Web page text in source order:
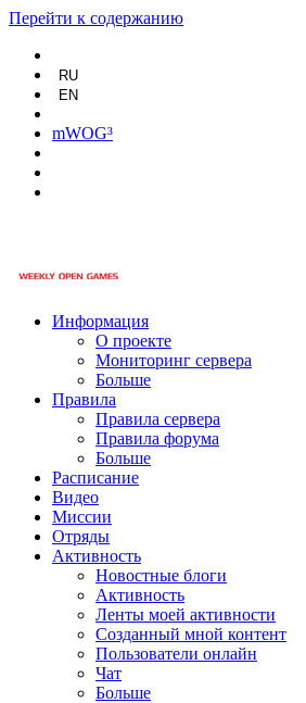
Перейти к содержанию
RU
EN
mWOG³
Информация
О проекте
Мониторинг сервера
Больше
Правила
Правила сервера
Правила форума
Больше
Расписание
Видео
Миссии
Отряды
Активность
Новостные блоги
Активность
Ленты моей активности
Созданный мной контент
Пользователи онлайн
Чат
Больше